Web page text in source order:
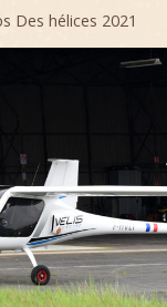
Des hélices 2021